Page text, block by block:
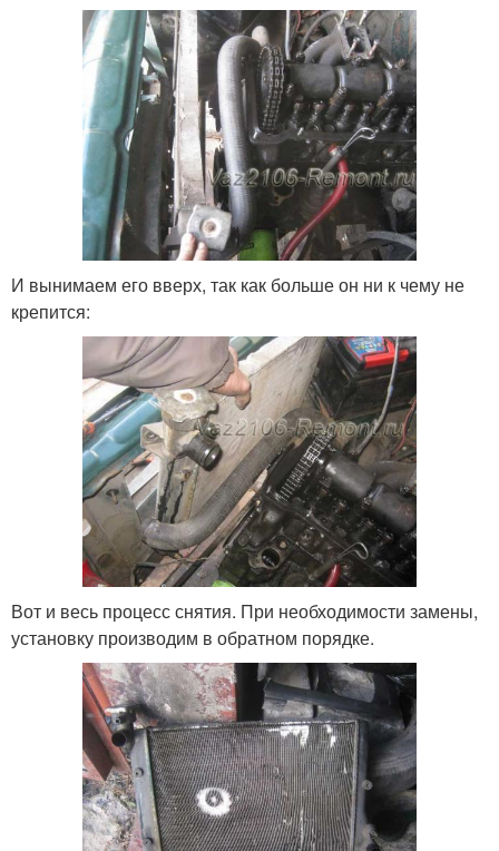
И вынимаем его вверх, так как больше он ни к чему не
крепится:
Вот и весь процесс снятия. При необходимости замены,
установку производим в обратном порядке.